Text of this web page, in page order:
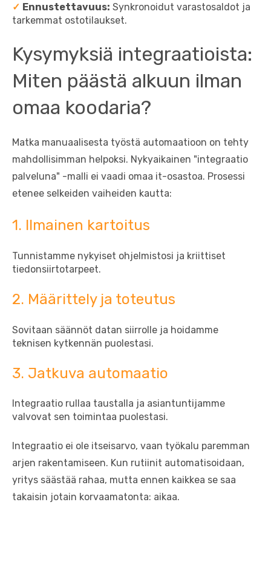
✓ Ennustettavuus: Synkronoidut varastosaldot ja
tarkemmat ostotilaukset.
Kysymyksiä integraatioista:
Miten päästä alkuun ilman
omaa koodaria?
Matka manuaalisesta työstä automaatioon on tehty
mahdollisimman helpoksi. Nykyaikainen "integraatio
palveluna" -malli ei vaadi omaa it-osastoa. Prosessi
etenee selkeiden vaiheiden kautta:
1. Ilmainen kartoitus
Tunnistamme nykyiset ohjelmistosi ja kriittiset
tiedonsiirtotarpeet.
2. Määrittely ja toteutus
Sovitaan säännöt datan siirrolle ja hoidamme
teknisen kytkennän puolestasi.
3. Jatkuva automaatio
Integraatio rullaa taustalla ja asiantuntijamme
valvovat sen toimintaa puolestasi.
Integraatio ei ole itseisarvo, vaan työkalu paremman
arjen rakentamiseen. Kun rutiinit automatisoidaan,
yritys säästää rahaa, mutta ennen kaikkea se saa
takaisin jotain korvaamatonta: aikaa.